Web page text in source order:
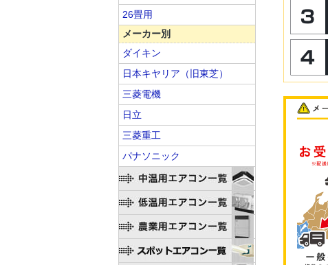
26畳用
メーカー別
ダイキン
日本キヤリア（旧東芝）
三菱電機
日立
三菱重工
パナソニック